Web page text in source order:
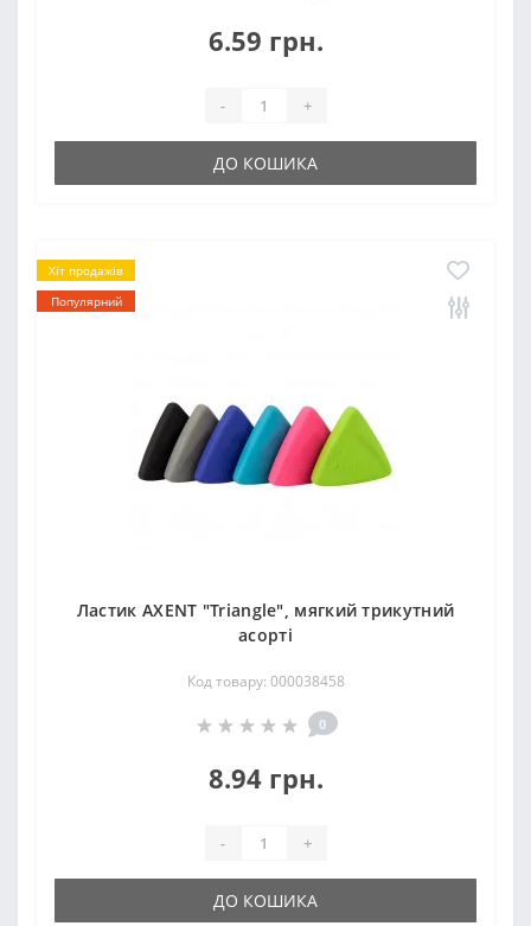
6.59 грн.
- +
ДО КОШИКА
Хіт продажів
Популярний
Ластик AXENT "Triangle", мягкий трикутний
асорті
Код товару: 000038458
0
8.94 грн.
- +
ДО КОШИКА